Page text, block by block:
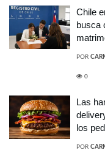
Chile
busca
POR
0
Las
los
POR